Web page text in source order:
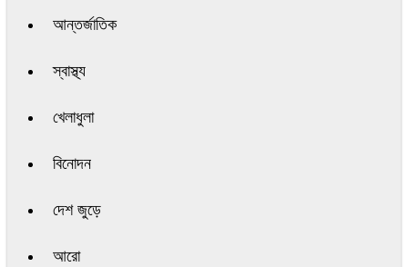
আন্তর্জাতিক
স্বাস্থ্য
খেলাধুলা
বিনোদন
দেশ জুড়ে
আরো